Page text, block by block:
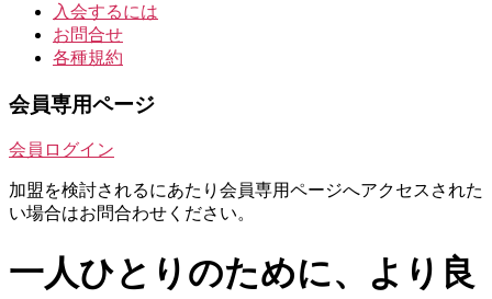
入会するには
お問合せ
各種規約
会員専用ページ
会員ログイン
加盟を検討されるにあたり会員専用ページへアクセスされた
い場合はお問合わせください。
一人ひとりのために、より良